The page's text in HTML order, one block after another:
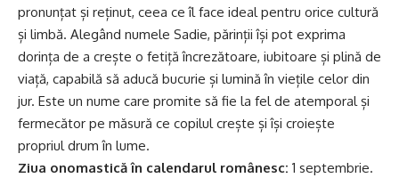
pronunțat și reținut, ceea ce îl face ideal pentru orice cultură
și limbă. Alegând numele Sadie, părinții își pot exprima
dorința de a crește o fetiță încrezătoare, iubitoare și plină de
viață, capabilă să aducă bucurie și lumină în viețile celor din
jur. Este un nume care promite să fie la fel de atemporal și
fermecător pe măsură ce copilul crește și își croiește
propriul drum în lume.
Ziua onomastică în calendarul românesc: 1 septembrie.